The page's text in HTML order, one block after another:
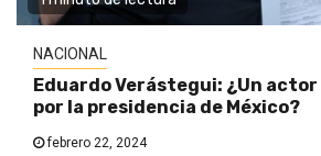
NACIONAL
Eduardo Verástegui: ¿Un
por la presidencia de México?
febrero 22, 2024